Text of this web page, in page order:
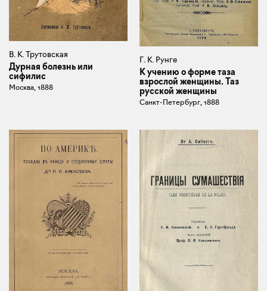
В. К. Трутовская
Дурная болезнь или
сифилис
Москва, 1888
Г. К. Рунге
К учению о форме таза
взрослой женщины. Таз
русской женщины
Санкт-Петербург, 1888